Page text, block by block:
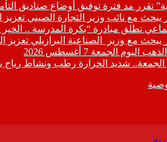
تقرر مد فترة توفيق أوضاع صناديق التأمين الخاصة
يبحث مع نائب وزير التجارة الصيني
تطلق مبادرة “بكرة المدرسة ..
يبحث مع وزير الصناعية البرازيلي تعزيز
الجمعة 7 أغسطس 2026
شديد الحرارة رطب ونشاط رياح